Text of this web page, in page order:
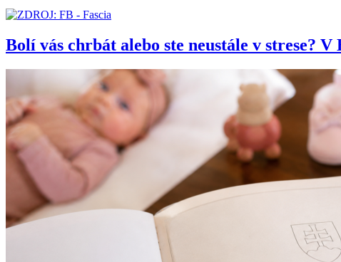
Bolí vás chrbát alebo ste neustále v strese?